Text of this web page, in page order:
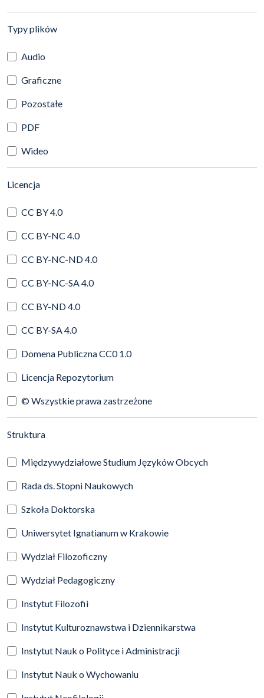
Typy plików(automatyczne przeładowanie treści)
Audio
Graficzne
Pozostałe
PDF
Wideo
Licencja(automatyczne przeładowanie treści)
CC BY 4.0
CC BY-NC 4.0
CC BY-NC-ND 4.0
CC BY-NC-SA 4.0
CC BY-ND 4.0
CC BY-SA 4.0
Domena Publiczna CC0 1.0
Licencja Repozytorium
© Wszystkie prawa zastrzeżone
Struktura(automatyczne przeładowanie treści)
Międzywydziałowe Studium Języków Obcych
Rada ds. Stopni Naukowych
Szkoła Doktorska
Uniwersytet Ignatianum w Krakowie
Wydział Filozoficzny
Wydział Pedagogiczny
Instytut Filozofii
Instytut Kulturoznawstwa i Dziennikarstwa
Instytut Nauk o Polityce i Administracji
Instytut Nauk o Wychowaniu